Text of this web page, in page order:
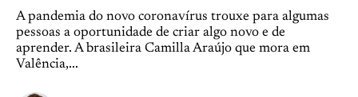
A pandemia do novo coronavírus trouxe para algumas
pessoas a oportunidade de criar algo novo e de
aprender. A brasileira Camilla Araújo que mora em
Valência,...